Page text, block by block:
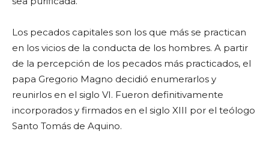
Los pecados capitales son los que más se practican
en los vicios de la conducta de los hombres. A partir
de la percepción de los pecados más practicados, el
papa Gregorio Magno decidió enumerarlos y
reunirlos en el siglo VI. Fueron definitivamente
incorporados y firmados en el siglo XIII por el teólogo
Santo Tomás de Aquino.